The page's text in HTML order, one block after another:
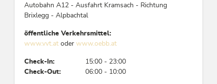
Kontinentales Frühstück, Erweitertes Frühstück,
Langschläferfrühstück, Italienisches Frühstück,
Frühstück
Einzelreisende, Gruppen, Kinder, Nichtraucher,
Autobahn A12 - Ausfahrt Kramsach - Richtung
Brixlegg - Alpbachtal
öffentliche Verkehrsmittel:
www.vvt.at oder www.oebb.at
Check-In:
15:00 - 23:00
Check-Out:
06:00 - 10:00